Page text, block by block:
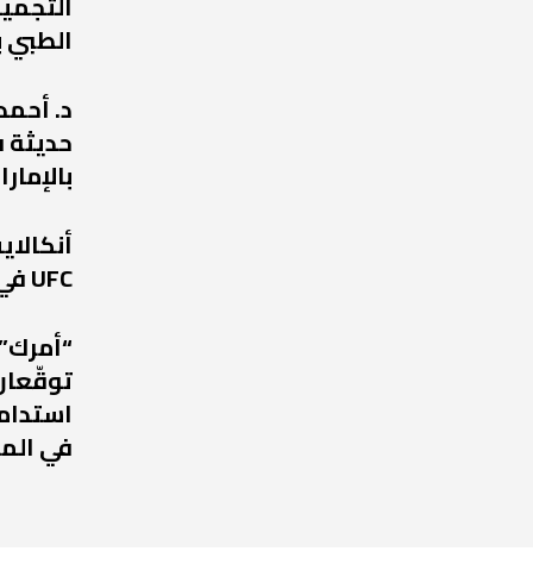
الطبي
د.
حديثة
UFC في عودة مرتقبة إلى أبوظبي
في